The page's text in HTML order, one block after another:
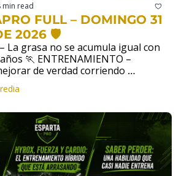
min read
FULL – DOMINGO 31
2026 🛡️
La grasa no se acumula igual con
🏃 ENTRENAMIENTO –
de verdad corriendo
PERSONAL –
vida real